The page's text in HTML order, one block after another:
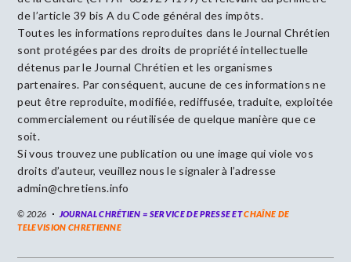
de l’article 39 bis A du Code général des impôts.
Toutes les informations reproduites dans le Journal Chrétien
sont protégées par des droits de propriété intellectuelle
détenus par le Journal Chrétien et les organismes
partenaires. Par conséquent, aucune de ces informations ne
peut être reproduite, modifiée, rediffusée, traduite, exploitée
commercialement ou réutilisée de quelque manière que ce
soit.
Si vous trouvez une publication ou une image qui viole vos
droits d’auteur, veuillez nous le signaler à l’adresse
admin@chretiens.info
© 2026 JOURNAL CHRÉTIEN = SERVICE DE PRESSE ETCHAÎNE DE
TELEVISION CHRETIENNE